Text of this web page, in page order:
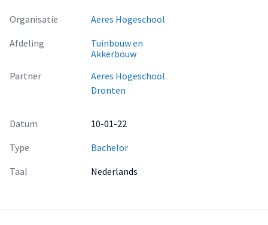
Organisatie
Aeres Hogeschool
Afdeling
Tuinbouw en
Akkerbouw
Partner
Aeres Hogeschool
Dronten
Datum
10-01-22
Type
Bachelor
Taal
Nederlands